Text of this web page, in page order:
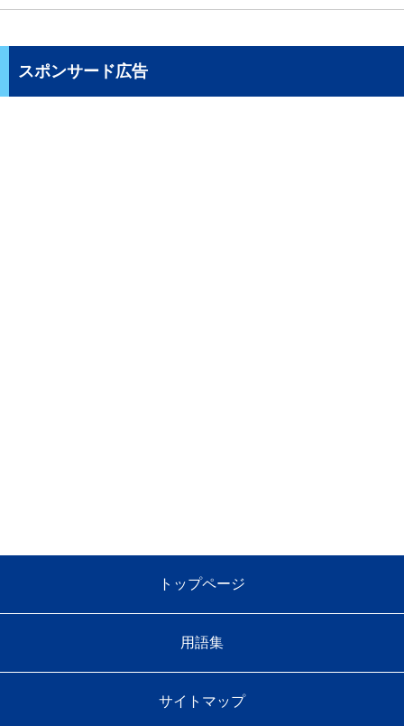
スポンサード広告
トップページ
用語集
サイトマップ